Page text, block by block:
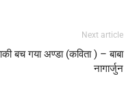
Next article
बच गया अण्डा (कविता ) – बाबा
नागार्जुन